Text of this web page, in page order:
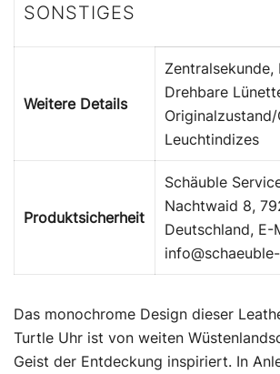
SONSTIGES
Weitere Details
Zentralsekunde,
Drehbare
Leuchtindizes
Produktsicherheit
Schäuble
Nachtwaid 8,
Deutschland, E-
Das monochrome Design dieser
Turtle Uhr ist von weiten
Geist der Entdeckung inspiriert. In